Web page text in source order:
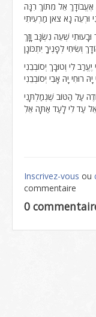
אֵל מִתּוֹךְ רִנָּה
וּרְעֵה נָא צֹאן מַרְעִיתִי
שְׁעֵה נִשְׂגָּב וָזָךְ
וְשִׂיחִי לְפָנֶיךָ יִתְכּוֹנָן
יֶעֱרַב לִי וְטוּבָךְ יְסוֹבְבֵנִי
יָהּ רוּחִי יָהּ אָבִי יְסוֹבְבֵנִי
עַל הַטּוֹב שֶׁגְמַלְתָּנִי
אֵל עַד לִי לָעַד אַתָּה אֵלִ
Inscrivez-vous ou
commentaire
0